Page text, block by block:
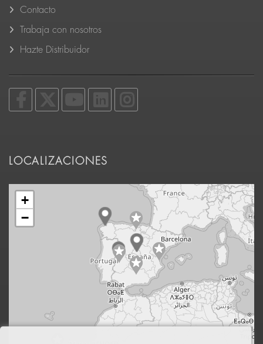
Contacto
Trabaja con nosotros
Hazte Distribuidor
LOCALIZACIONES
+
−